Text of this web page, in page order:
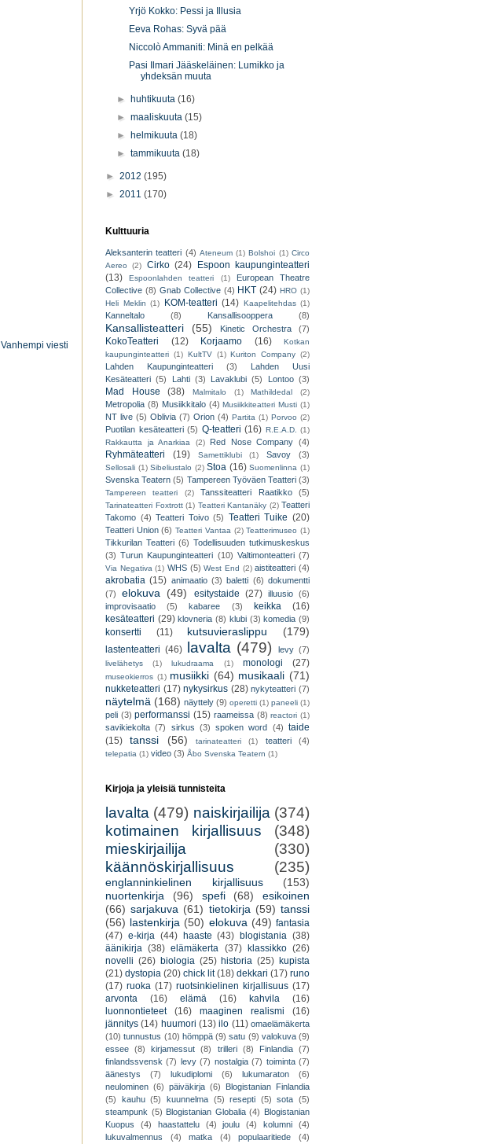
Vanhempi viesti
Yrjö Kokko: Pessi ja Illusia
Eeva Rohas: Syvä pää
Niccolò Ammaniti: Minä en pelkää
Pasi Ilmari Jääskeläinen: Lumikko ja
yhdeksän muuta
► huhtikuuta(16)
►maaliskuuta(15)
► helmikuuta(18)
►tammikuuta(18)
► 2012 (195)
► 2011 (170)
Kulttuuria
Aleksanterin teatteri (4) Ateneum (1) Bolshoi (1) Circo
Aereo
(2) Cirko (24)
Espoon kaupunginteatteri
(13)
Espoonlahden teatteri (1)
European Theatre
Collective (8) Gnab Collective (4) HKT (24) HRO (1)
Heli Meklin (1) KOM-teatteri (14) Kaapelitehdas (1)
Kanneltalo (8) Kansallisooppera (8)
Kansallisteatteri (55) Kinetic Orchestra (7)
KokoTeatteri (12) Korjaamo (16)
Kotkan
kaupunginteatteri (1) KultTV (1) Kuriton Company (2)
Lahden Kaupunginteatteri (3)
Lahden Uusi
Kesäteatteri (5) Lahti (3) Lavaklubi (5) Lontoo (3)
Mad House (38) Malmitalo (1) Mathildedal (2)
Metropolia (8) Musiikkitalo (4) Musiikkiteatteri Musti (1)
NT live (5) Oblivia (7) Orion (4) Partita (1) Porvoo (2)
Puotilan kesäteatteri (5) Q-teatteri (16) R.E.A.D. (1)
Rakkautta ja Anarkiaa
(2) Red Nose Company (4)
Ryhmäteatteri (19) Samettiklubi (1) Savoy (3)
Sellosali (1) Sibeliustalo (2) Stoa (16) Suomenlinna (1)
Svenska Teatern (5) Tampereen Työväen Teatteri (3)
Tampereen teatteri (2) Tanssiteatteri Raatikko (5)
Tarinateatteri Foxtrott (1) Teatteri Kantanäky (2) Teatteri
Takomo (4) Teatteri Toivo (5) Teatteri Tuike (20)
Teatteri Union (6) Teatteri Vantaa (2) Teatterimuseo (1)
Tikkurilan Teatteri (6) Todellisuuden tutkimuskeskus
(3) Turun Kaupunginteatteri (10) Valtimonteatteri (7)
Via Negativa (1) WHS (5) West End (2) aistiteatteri (4)
akrobatia (15) animaatio (3) baletti (6) dokumentti
(7)
elokuva (49) esitystaide (27) illuusio (6)
improvisaatio
(5) kabaree (3) keikka
(16)
kesäteatteri (29) klovneria (8) klubi (3) komedia (9)
konsertti (11) kutsuvieraslippu (179)
lastenteatteri (46) lavalta (479) levy (7)
livelähetys (1) lukudraama (1) monologi (27)
museokierros (1) musiikki (64) musikaali (71)
nukketeatteri (17) nykysirkus (28) nykyteatteri (7)
näytelmä (168) näyttely (9) operetti (1) paneeli (1)
peli (3) performanssi (15) raameissa (8) reactori (1)
savikiekolta (7) sirkus (3) spoken word (4) taide
(15)
tanssi (56) tarinateatteri (1) teatteri (4)
telepatia (1) video (3) Åbo Svenska Teatern (1)
Kirjoja ja yleisiä tunnisteita
lavalta (479) naiskirjailija (374)
kotimainen kirjallisuus
(348)
mieskirjailija
(330)
käännöskirjallisuus
(235)
englanninkielinen kirjallisuus
(153)
nuortenkirja
(96) spefi (68)
esikoinen
(66) sarjakuva (61) tietokirja (59) tanssi
(56) lastenkirja (50) elokuva (49) fantasia
(47) e-kirja (44) haaste (43) blogistania (38)
äänikirja (38) elämäkerta (37) klassikko (26)
novelli (26) biologia (25) historia (25) kupista
(21) dystopia (20) chick lit (18) dekkari (17) runo
(17) ruoka (17) ruotsinkielinen kirjallisuus (17)
arvonta
(16) elämä (16) kahvila
(16)
luonnontieteet
(16) maaginen realismi
(16)
jännitys (14) huumori (13) ilo (11) omaelämäkerta
(10) tunnustus (10) hömppä (9) satu (9) valokuva (9)
essee (8) kirjamessut (8) trilleri (8) Finlandia (7)
finlandssvensk (7) levy (7) nostalgia (7) toiminta (7)
äänestys
(7) lukudiplomi (6) lukumaraton
(6)
neulominen (6) päiväkirja (6)
Blogistanian Finlandia
(5)
kauhu (5) kuunnelma (5) resepti (5) sota (5)
steampunk (5) Blogistanian Globalia (4)
Blogistanian
Kuopus
(4) haastattelu (4) joulu (4) kolumni
(4)
lukuvalmennus
(4) matka (4) populaaritiede (4)